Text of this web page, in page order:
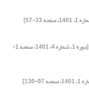
[دوره 1، شماره 4، 1401، صفحه 1-